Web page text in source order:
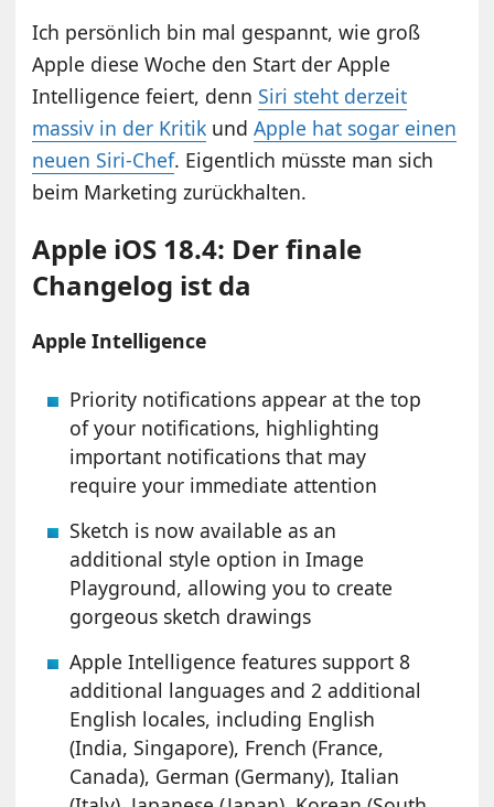
Ich persönlich bin mal gespannt, wie groß
Apple diese Woche den Start der Apple
Intelligence feiert, dennSiri steht derzeit
massiv in der Kritik undApple hat sogar einen
neuen Siri-Chef. Eigentlich müsste man sich
beim Marketing zurückhalten.
Apple iOS 18.4: Der finale
Changelog ist da
Apple Intelligence
Priority notifications appear at the top
of your notifications, highlighting
important notifications that may
require your immediate attention
Sketch is now available as an
additional style option in Image
Playground, allowing you to create
gorgeous sketch drawings
Apple Intelligence features support 8
additional languages and 2 additional
English locales, including English
(India, Singapore), French (France,
Canada), German (Germany), Italian